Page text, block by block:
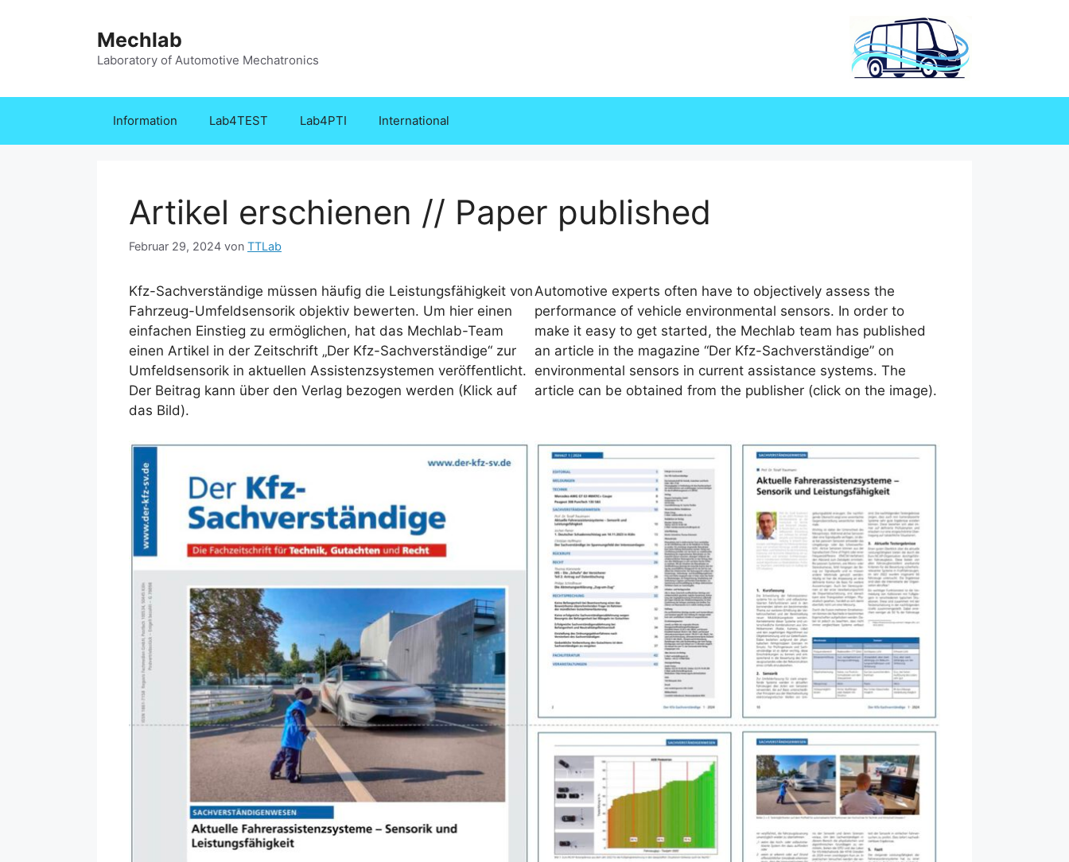
Mechlab
Laboratory of Automotive Mechatronics
Information Lab4TEST Lab4PTI International
Artikel erschienen // Paper published
Februar 29, 2024 von TTLab
Kfz-Sachverständige müssen häufig die Leistungsfähigkeit von
Fahrzeug-Umfeldsensorik objektiv bewerten. Um hier einen
einfachen Einstieg zu ermöglichen, hat das Mechlab-Team
einen Artikel in der Zeitschrift „Der Kfz-Sachverständige“ zur
Umfeldsensorik in aktuellen Assistenzsystemen veröffentlicht.
Der Beitrag kann über den Verlag bezogen werden (Klick auf
das Bild).
Automotive experts often have to objectively assess the
performance of vehicle environmental sensors. In order to
make it easy to get started, the Mechlab team has published
an article in the magazine “Der Kfz-Sachverständige” on
environmental sensors in current assistance systems. The
article can be obtained from the publisher (click on the image).